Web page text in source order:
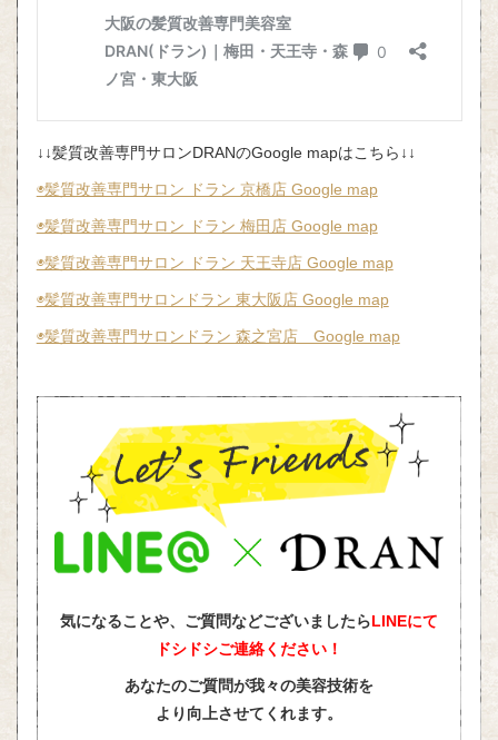
↓↓髪質改善専門サロンDRANのGoogle mapはこちら↓↓
◉髪質改善専門サロン ドラン 京橋店 Google map
◉髪質改善専門サロン ドラン 梅田店 Google map
◉髪質改善専門サロン ドラン 天王寺店 Google map
◉髪質改善専門サロンドラン 東大阪店 Google map
◉髪質改善専門サロンドラン 森之宮店 Google map
気になることや、ご質問などございましたらLINEにて
ドシドシご連絡ください！
あなたのご質問が我々の美容技術を
より向上させてくれます。